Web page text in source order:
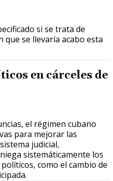
si se trata de
acabo esta
en cárceles de
el régimen cubano
para mejorar las
judicial,
sistemáticamente los
como el cambio de